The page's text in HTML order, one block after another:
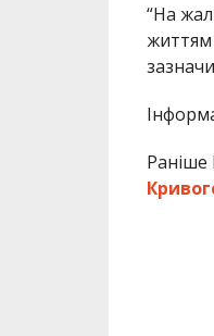
“На
життям
Раніше